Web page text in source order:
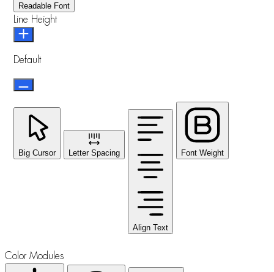
Readable Font
Line Height
Default
Big Cursor Letter Spacing
Align Text
Font Weight
Color Modules